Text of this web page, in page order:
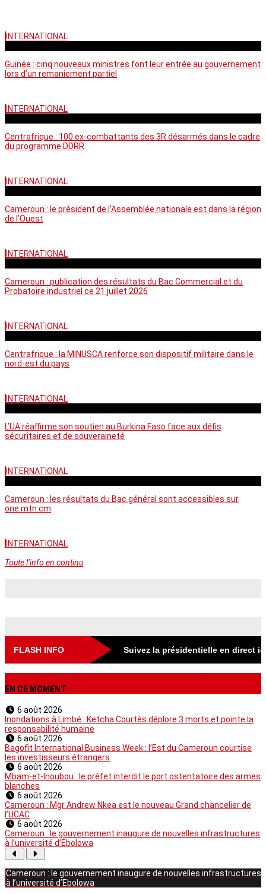
INTERNATIONAL
Guinée : cinq nouveaux ministres font leur entrée au gouvernement
lors d’un remaniement partiel
INTERNATIONAL
Centrafrique : 100 ex-combattants des 3R désarmés dans le cadre
du programme DDRR
INTERNATIONAL
Cameroun : le président de l’Assemblée nationale est dans la région
de l’Ouest
INTERNATIONAL
Cameroun : publication des résultats du Bac Commercial et du
Probatoire industriel ce 21 juillet 2026
INTERNATIONAL
Centrafrique : la MINUSCA renforce son dispositif militaire dans le
nord-est du pays
INTERNATIONAL
L’UA réaffirme son soutien au Burkina Faso face aux défis
sécuritaires et de souveraineté
INTERNATIONAL
Cameroun : les résultats du Bac général sont accessibles sur
one.mtn.cm
INTERNATIONAL
Toute l’info en continu
FLASH INFO Suivez la présidentielle en direct
EN CE MOMENT
6 août 2026
Inondations à Limbé : Ketcha Courtès déplore 3 morts et pointe la
responsabilité humaine
6 août 2026
Bagofit International Business Week : l’Est du Cameroun courtise
les investisseurs étrangers
6 août 2026
Mbam-et-Inoubou : le préfet interdit le port ostentatoire des armes
blanches
6 août 2026
Cameroun : Mgr Andrew Nkea est le nouveau Grand chancelier de
l’UCAC
6 août 2026
Cameroun : le gouvernement inaugure de nouvelles infrastructures
à l’université d’Ebolowa
Cameroun : le gouvernement inaugure de nouvelles infrastructures
à l’université d’Ebolowa